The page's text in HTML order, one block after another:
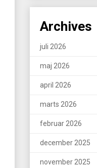
Archives
juli 2026
maj 2026
april 2026
marts 2026
februar 2026
december 2025
november 2025